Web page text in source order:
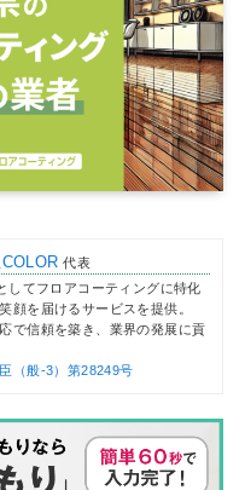
代表
してフロアコーティングに特化
顔を届けるサービスを提供。
で信頼を築き、業界の発展に貢
（般-3）第28249号